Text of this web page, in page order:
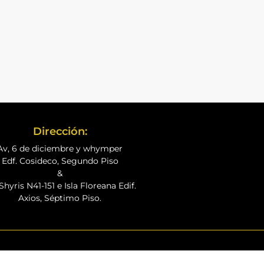
Dirección:
6 de diciembre y whymper
Edf. Cosideco, Segundo Piso
&
N41-151 e Isla Floreana Edif.
Axios, Séptimo Piso.